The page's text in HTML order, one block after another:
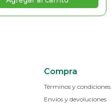
Compra
Términos y condiciones
Envíos y devoluciones